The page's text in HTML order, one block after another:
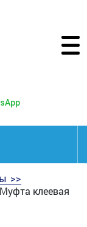
>>
Муфта клеевая